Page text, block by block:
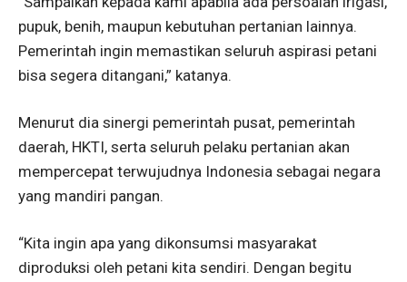
pupuk, benih, maupun kebutuhan pertanian lainnya.
Pemerintah ingin memastikan seluruh aspirasi petani
bisa segera ditangani,” katanya.
Menurut dia sinergi pemerintah pusat, pemerintah
daerah, HKTI, serta seluruh pelaku pertanian akan
mempercepat terwujudnya Indonesia sebagai negara
yang mandiri pangan.
“Kita ingin apa yang dikonsumsi masyarakat
diproduksi oleh petani kita sendiri. Dengan begitu